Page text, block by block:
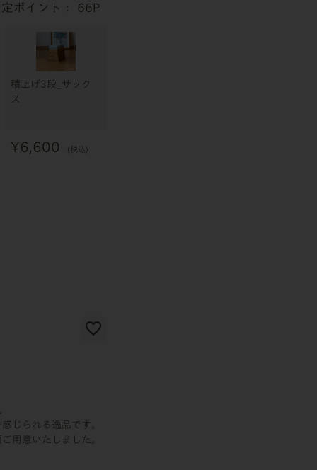
66
積上げ3段_サック
ス
¥6,600 税込
じられる逸品です。
用意いたしました。